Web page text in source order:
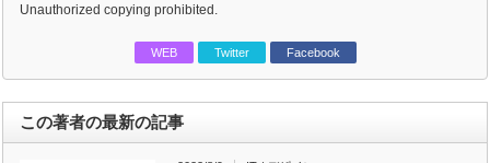
Unauthorized copying prohibited.
WEB Twitter Facebook
この著者の最新の記事